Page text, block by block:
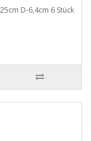
D-6,4cm 6 Stück